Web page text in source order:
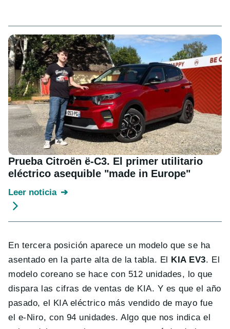
Prueba Citroën ë-C3. El primer utilitario
eléctrico asequible "made in Europe"
Leer noticia
En tercera posición aparece un modelo que se ha
asentado en la parte alta de la tabla. El KIA EV3. El
modelo coreano se hace con 512 unidades, lo que
dispara las cifras de ventas de KIA. Y es que el año
pasado, el KIA eléctrico más vendido de mayo fue
el e-Niro, con 94 unidades. Algo que nos indica el